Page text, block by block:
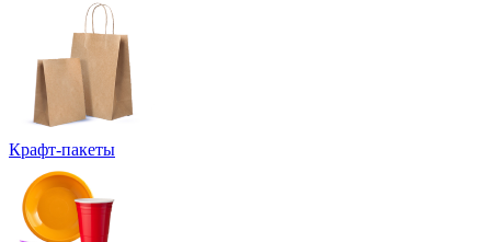
Крафт-пакеты